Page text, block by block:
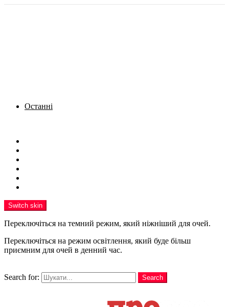
Останні
Switch skin
Переключіться на темний режим, який ніжніший для очей.
Переключіться на режим освітлення, який буде більш
приємним для очей в денний час.
Search for:
Search